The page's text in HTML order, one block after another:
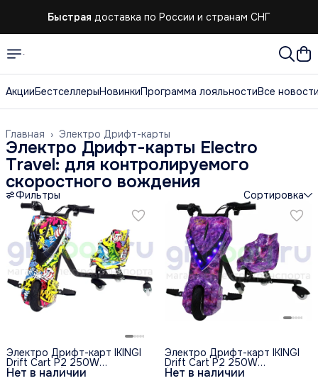
Быстрая доставка по России и странам СНГ
АкцииБестселлерыНовинкиПрограмма лояльностиВсе
Электро Дрифт-карты
Главная ›
Электро Дрифт-карты Electro
Travel: для контролируемого
скоростного вождения
Фильтры Сортировка
Нет в наличии
Электро Дрифт-карт IKINGI
Drift Cart P2 250W
(36V/4.4Ah) - Хип-Хоп Нет в наличии
Электро Дрифт-карт IKINGI
Drift Cart P2 250W
(36V/4.4Ah) - Фиолетовый